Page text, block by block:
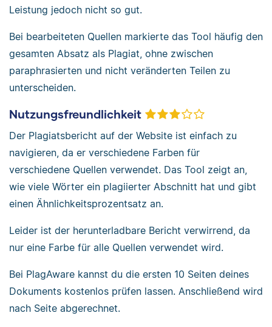
Leistung jedoch nicht so gut.
Bei bearbeiteten Quellen markierte das Tool häufig den
gesamten Absatz als Plagiat, ohne zwischen
paraphrasierten und nicht veränderten Teilen zu
unterscheiden.
Nutzungsfreundlichkeit
Der Plagiatsbericht auf der Website ist einfach zu
navigieren, da er verschiedene Farben für
verschiedene Quellen verwendet. Das Tool zeigt an,
wie viele Wörter ein plagiierter Abschnitt hat und gibt
einen Ähnlichkeitsprozentsatz an.
Leider ist der herunterladbare Bericht verwirrend, da
nur eine Farbe für alle Quellen verwendet wird.
Bei PlagAware kannst du die ersten 10 Seiten deines
Dokuments kostenlos prüfen lassen. Anschließend wird
nach Seite abgerechnet.